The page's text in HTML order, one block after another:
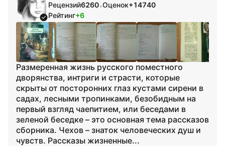
Рецензий6260•Оценок+14740
Рейтинг+6
Размеренная жизнь русского поместного
дворянства, интриги и страсти, которые
скрыты от посторонних глаз кустами сирени в
садах, лесными тропинками, безобидным на
первый взгляд чаепитием, или беседами в
зеленой беседке – это основная тема рассказов
сборника. Чехов – знаток человеческих душ и
чувств. Рассказы жизненные...